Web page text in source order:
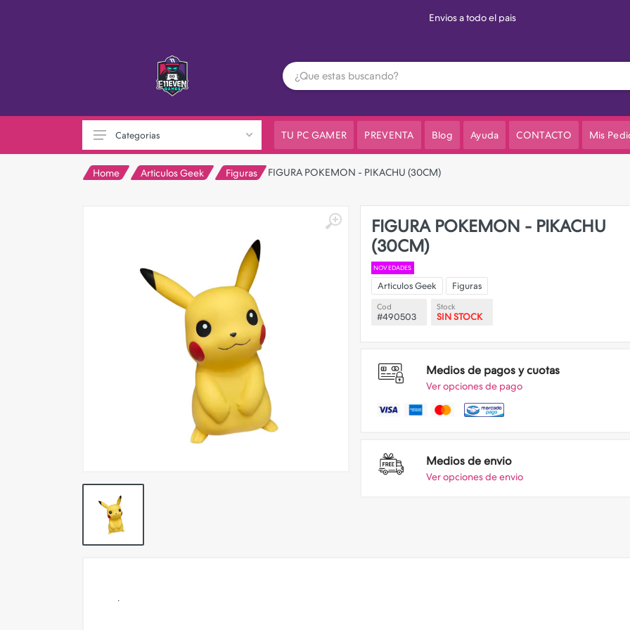
Envios a todo el pais
Notebooks
Perifericos PC
2X1 DIGITALES PS4/PS5
Categorias TU PC GAMER PREVENTA Blog Ayuda CONTACTO Mis
Home Articulos Geek Figuras FIGURA POKEMON - PIKACHU (30CM)
FIGURA POKEMON - PIKACHU
(30CM)
NOVEDADES
Articulos Geek Figuras
Cod
#490503
Stock
SIN STOCK
Medios de pagos y cuotas
Ver opciones de pago
Medios de envio
Ver opciones de envio
.